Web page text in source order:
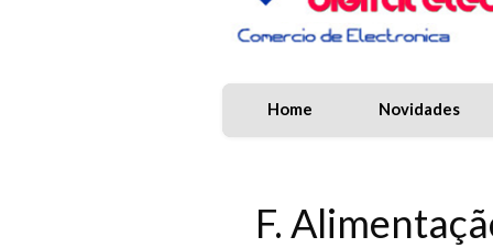
Home Novidades
F.
Antena HF